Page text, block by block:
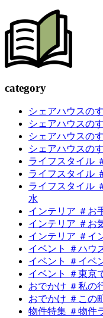
category
シェアハウスの
シェアハウスの
シェアハウスの
シェアハウスの
ライフスタイル
ライフスタイル
ライフスタイル
水
インテリア ＃お
インテリア ＃お
インテリア ＃イ
イベント ＃ハウ
イベント ＃イベ
イベント ＃東京
おでかけ ＃私の
おでかけ ＃この
物件特集 ＃物件